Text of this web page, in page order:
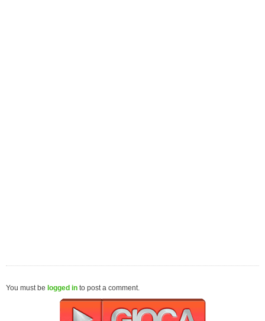
You must be logged in to post a comment.